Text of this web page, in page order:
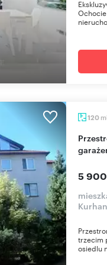
120 m
Przestronne 120 m² apartament z tarasem,
5
Kurhan
trzecim
osiedlu